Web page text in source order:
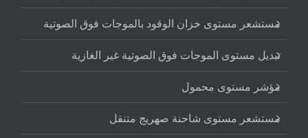
مستشعر مستوى خزان الوقود بالموجات فوق الصوتية
تبديل مستوى الموجات فوق الصوتية غير الغازية
مؤشر مستوى محمول
مستشعر مستوى شاحنة صهريج متنقل